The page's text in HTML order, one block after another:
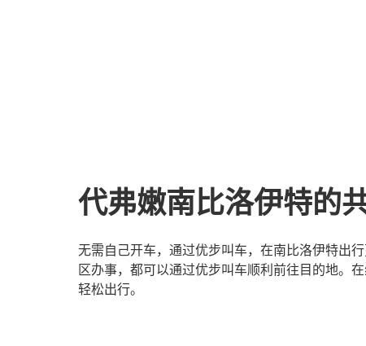
代弗嫩南比洛伊特的
无需自己开车，通过优步叫车，在南比洛伊特出
区办事，都可以通过优步叫车顺利前往目的地。
轻松出行。